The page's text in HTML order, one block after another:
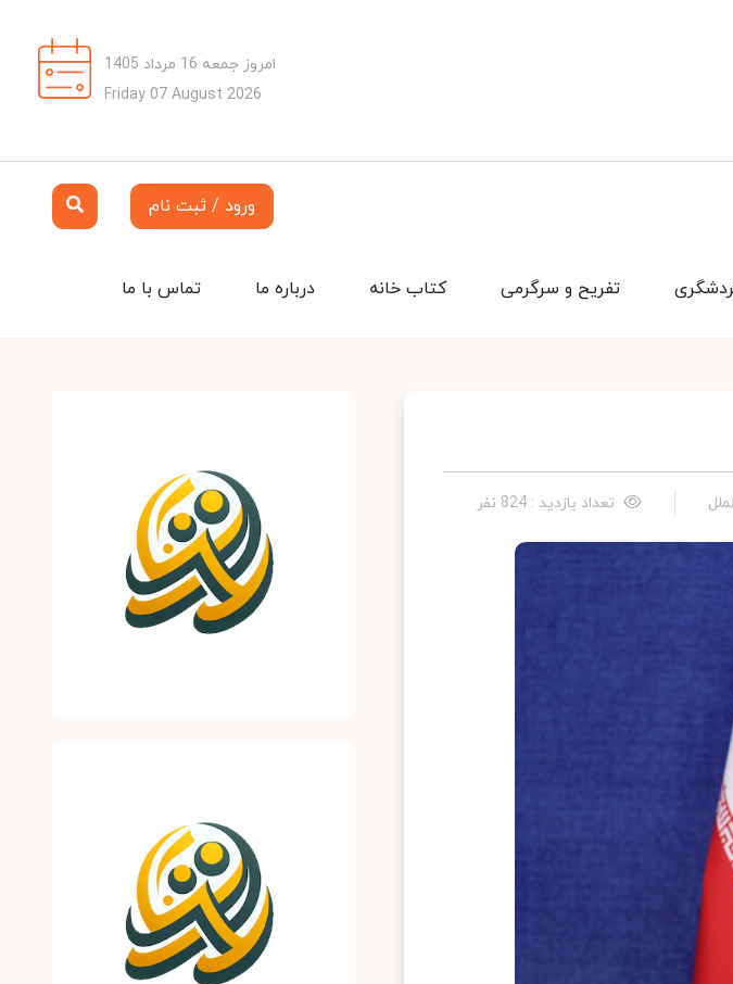
امروز جمعه 16 مرداد 1405
Friday 07 August 2026
ورود / ثبت نام
تماس با ما درباره ما کتاب خانه تفریح و سرگرمی
تعداد بازدید : 824 نفر